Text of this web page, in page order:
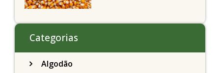
Categorias
Algodão